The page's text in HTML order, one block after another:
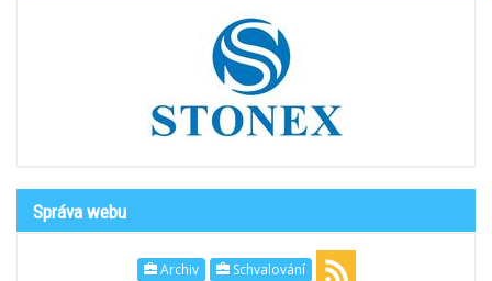
Správa webu
Archiv Schvalování